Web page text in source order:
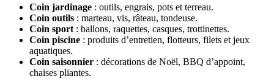
Coin jardinage : outils, engrais, pots et terreau.
Coin outils : marteau, vis, râteau, tondeuse.
Coin sport : ballons, raquettes, casques, trottinettes.
Coin piscine : produits d’entretien, flotteurs, filets et jeux
aquatiques.
Coin saisonnier : décorations de Noël, BBQ d’appoint,
chaises pliantes.